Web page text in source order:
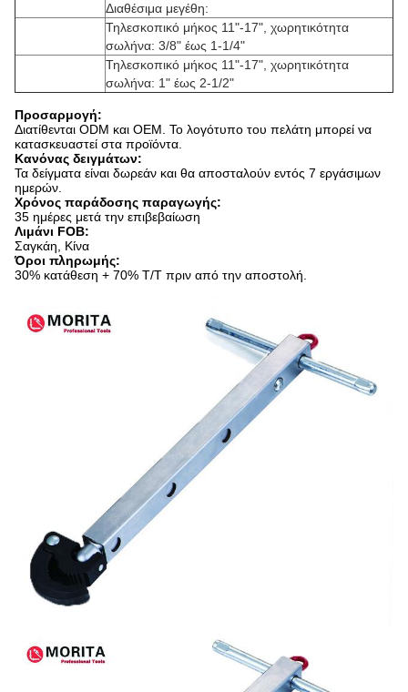
Διαθέσιμα μεγέθη:
Τηλεσκοπικό μήκος 11"-17", χωρητικότητα
σωλήνα: 3/8" έως 1-1/4"
Τηλεσκοπικό μήκος 11"-17", χωρητικότητα
σωλήνα: 1" έως 2-1/2"
Προσαρμογή:
Διατίθενται ODM και OEM. Το λογότυπο του πελάτη μπορεί να
κατασκευαστεί στα προϊόντα.
Κανόνας δειγμάτων:
Τα δείγματα είναι δωρεάν και θα αποσταλούν εντός 7 εργάσιμων
ημερών.
Χρόνος παράδοσης παραγωγής:
35 ημέρες μετά την επιβεβαίωση
Λιμάνι FOB:
Σαγκάη, Κίνα
Όροι πληρωμής:
30% κατάθεση + 70% T/T πριν από την αποστολή.